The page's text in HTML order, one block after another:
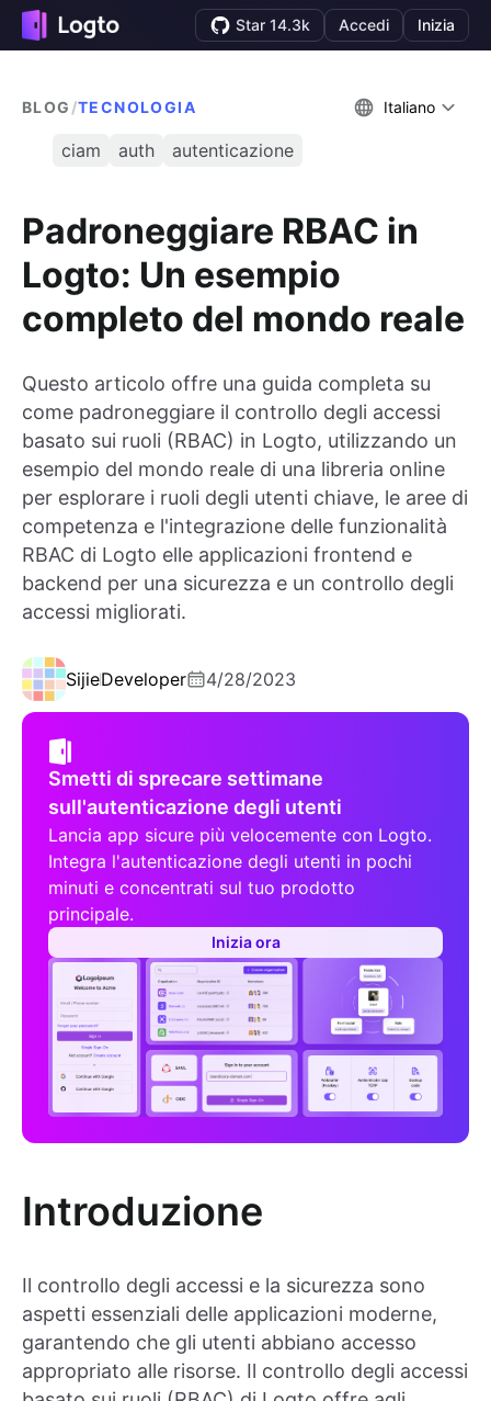
Star 14.3k Accedi Inizia
BLOG /TECNOLOGIA Italiano
ciam auth autenticazione
Padroneggiare RBAC in
Logto: Un esempio
completo del mondo reale
Questo articolo offre una guida completa su
come padroneggiare il controllo degli accessi
basato sui ruoli (RBAC) in Logto, utilizzando un
esempio del mondo reale di una libreria online
per esplorare i ruoli degli utenti chiave, le aree di
competenza e l'integrazione delle funzionalità
RBAC di Logto elle applicazioni frontend e
backend per una sicurezza e un controllo degli
accessi migliorati.
SijieDeveloper 4/28/2023
Smetti di sprecare settimane
sull'autenticazione degli utenti
Lancia app sicure più velocemente con Logto.
Integra l'autenticazione degli utenti in pochi
minuti e concentrati sul tuo prodotto
principale.
Inizia ora
Introduzione
Il controllo degli accessi e la sicurezza sono
aspetti essenziali delle applicazioni moderne,
garantendo che gli utenti abbiano accesso
appropriato alle risorse. Il controllo degli accessi